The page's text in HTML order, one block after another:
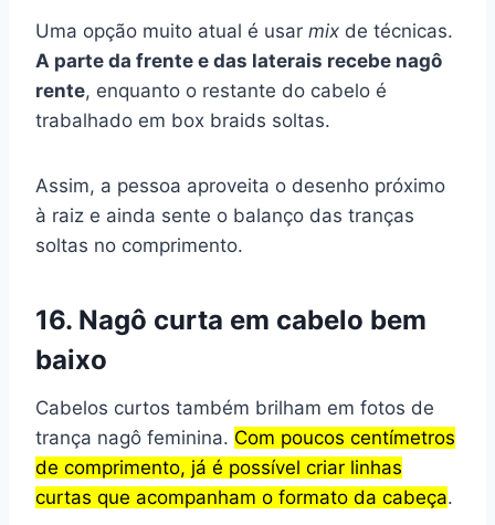
Uma opção muito atual é usar mix de técnicas.
A parte da frente e das laterais recebe nagô
rente, enquanto o restante do cabelo é
trabalhado em box braids soltas.
Assim, a pessoa aproveita o desenho próximo
à raiz e ainda sente o balanço das tranças
soltas no comprimento.
16. Nagô curta em cabelo bem
baixo
Cabelos curtos também brilham em fotos de
trança nagô feminina. Com poucos centímetros
de comprimento, já é possível criar linhas
curtas que acompanham o formato da cabeça.